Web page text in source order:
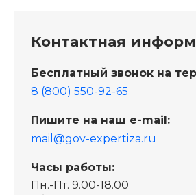
Контактная
Бесплатный звонок на
8 (800) 550-92-65
Пишите на наш e-mail:
mail@gov-expertiza.ru
Часы работы:
Пн.-Пт. 9.00-18.00